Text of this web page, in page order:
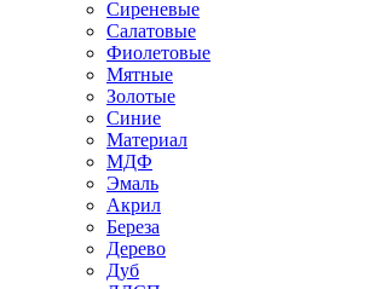
Сиреневые
Салатовые
Фиолетовые
Мятные
Золотые
Синие
Материал
МДФ
Эмаль
Акрил
Береза
Дерево
Дуб